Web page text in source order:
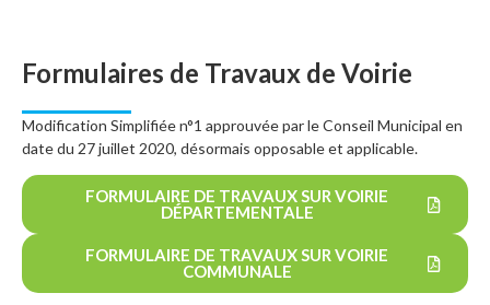
Formulaires de Travaux de Voirie
Modification Simplifiée n°1 approuvée par le Conseil Municipal en
date du 27 juillet 2020, désormais opposable et applicable.
FORMULAIRE DE TRAVAUX SUR VOIRIE
DÉPARTEMENTALE
FORMULAIRE DE TRAVAUX SUR VOIRIE
COMMUNALE